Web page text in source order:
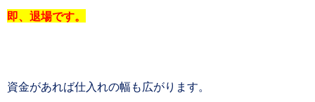
即、退場です。
資金があれば仕入れの幅も広がります。